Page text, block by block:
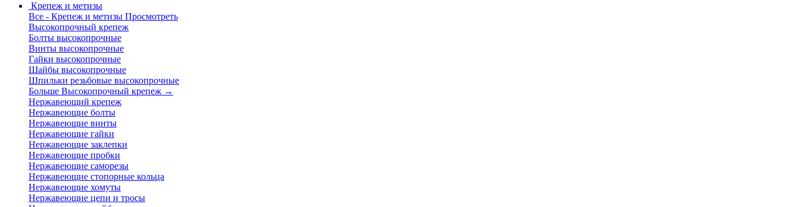
Крепеж и метизы
Все - Крепеж и метизы Просмотреть
Высокопрочный крепеж
Болты высокопрочные
Винты высокопрочные
Гайки высокопрочные
Шайбы высокопрочные
Шпильки резьбовые высокопрочные
Больше Высокопрочный крепеж →
Нержавеющий крепеж
Нержавеющие болты
Нержавеющие винты
Нержавеющие гайки
Нержавеющие заклепки
Нержавеющие пробки
Нержавеющие саморезы
Нержавеющие стопорные кольца
Нержавеющие хомуты
Нержавеющие цепи и тросы